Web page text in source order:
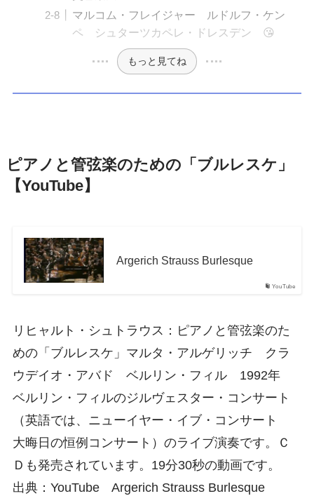
マルコム・フレイジャー ルドルフ・ケン
ペ シュターツカペレ・ドレスデン 😘
もっと見てね
ピアノと管弦楽のための「ブルレスケ」
【YouTube】
YouTube
Argerich Strauss Burlesque
リヒャルト・シュトラウス：ピアノと管弦楽のた
めの「ブルレスケ」マルタ・アルゲリッチ クラ
ウデイオ・アバド ベルリン・フィル 1992年
ベルリン・フィルのジルヴェスター・コンサート
（英語では、ニューイヤー・イブ・コンサート
大晦日の恒例コンサート）のライブ演奏です。Ｃ
Ｄも発売されています。19分30秒の動画です。
出典：YouTube Argerich Strauss Burlesque